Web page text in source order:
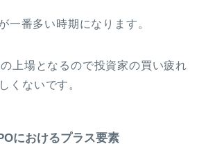
一番多い時期になります。
上場となるので投資家の買い疲れ
くないです。
におけるプラス要素